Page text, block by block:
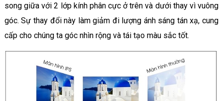
song giữa với 2 lớp kính phân cực ở trên và dưới thay vì vuông
góc. Sự thay đổi này làm giảm đi lượng ánh sáng tán xạ, cung
cấp cho chúng ta góc nhìn rộng và tái tạo màu sắc tốt.